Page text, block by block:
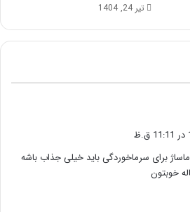
تیر 24, 1404
برای سرماخوردگی باید خیلی جذاب باشه
خوبتون